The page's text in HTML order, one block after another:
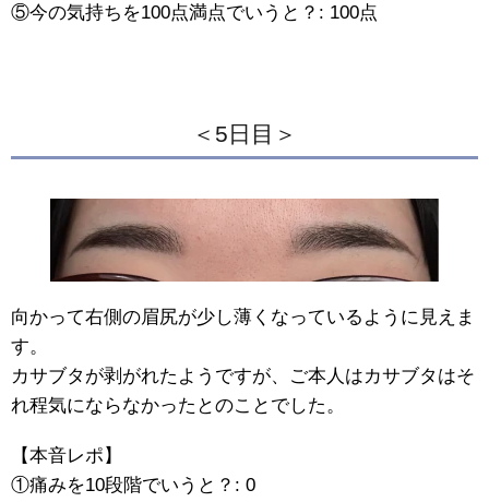
⑤今の気持ちを100点満点でいうと？: 100点
＜5日目＞
向かって右側の眉尻が少し薄くなっているように見えま
す。
カサブタが剥がれたようですが、ご本人はカサブタはそ
れ程気にならなかったとのことでした。
【本音レポ】
①痛みを10段階でいうと？: 0